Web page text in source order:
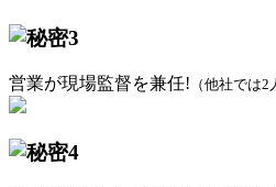
営業が現場監督を兼任! （他社では